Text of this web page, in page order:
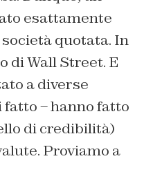
esattamente
quotata. In
di Wall Street. E
a diverse
fatto – hanno fatto
di credibilità)
Proviamo a